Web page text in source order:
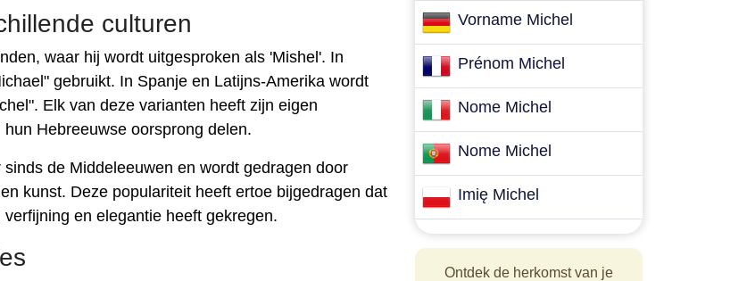
culturen
waar hij wordt uitgesproken als 'Mishel'. In
gebruikt. In Spanje en Latijns-Amerika wordt
Elk van deze varianten heeft zijn eigen
Hebreeuwse oorsprong delen.
de Middeleeuwen en wordt gedragen door
kunst. Deze populariteit heeft ertoe bijgedragen dat
en elegantie heeft gekregen.
Vorname Michel
Prénom Michel
Nome Michel
Nome Michel
Imię Michel
Ontdek de herkomst van je